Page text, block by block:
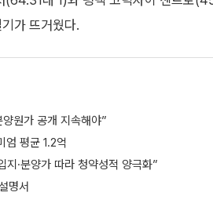
가 뜨거웠다.
원가 공개 지속해야”
엄 평균 1.2억
·분양가 따라 청약성적 양극화”
명서